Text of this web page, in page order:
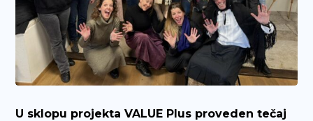
U sklopu projekta VALUE Plus proveden tečaj